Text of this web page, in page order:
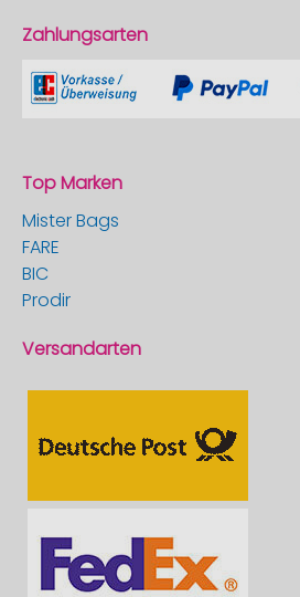
Zahlungsarten
Top Marken
Mister Bags
FARE
BIC
Prodir
Versandarten